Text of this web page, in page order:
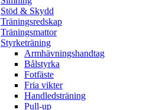
Stöd & Skydd
Träningsredskap
Träningsmattor
Styrketräning
Armhävningshandtag
Bålstyrka
Fotfäste
Fria vikter
Handledsträning
Pull-up